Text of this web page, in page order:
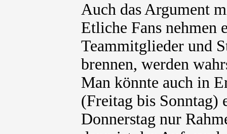
Auch das Argument
Etliche Fans nehmen
Teammitglieder und
brennen, werden
Man könnte auch in
(Freitag bis Sonntag)
Donnerstag nur